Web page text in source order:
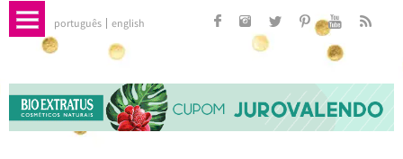
português english